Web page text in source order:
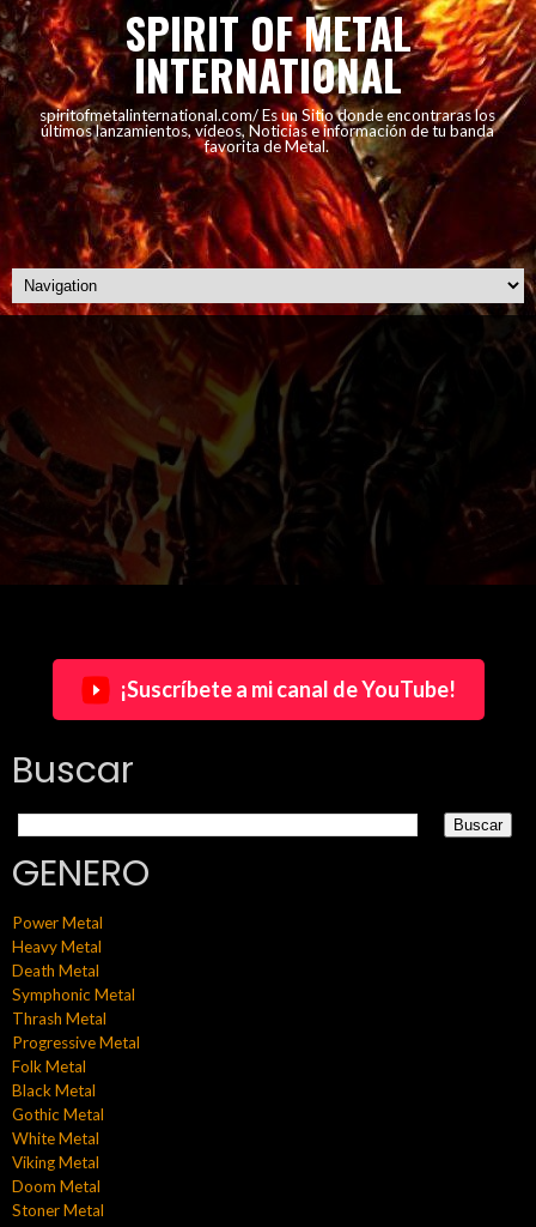
SPIRIT OF METAL
INTERNATIONAL
spiritofmetalinternational.com/ Es un Sitio donde encontraras los
últimos lanzamientos, vídeos, Noticias e información de tu banda
favorita de Metal.
¡Suscríbete a mi canal de YouTube!
Buscar
GENERO
Power Metal
Heavy Metal
Death Metal
Symphonic Metal
Thrash Metal
Progressive Metal
Folk Metal
Black Metal
Gothic Metal
White Metal
Viking Metal
Doom Metal
Stoner Metal